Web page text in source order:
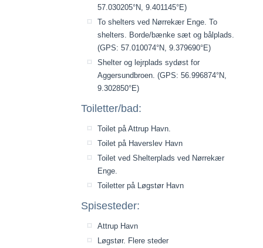
57.030205°N, 9.401145°E)
To shelters ved Nørrekær Enge. To
shelters. Borde/bænke sæt og bålplads.
(GPS: 57.010074°N, 9.379690°E)
Shelter og lejrplads sydøst for
Aggersundbroen. (GPS: 56.996874°N,
9.302850°E)
Toiletter/bad:
Toilet på Attrup Havn.
Toilet på Haverslev Havn
Toilet ved Shelterplads ved Nørrekær
Enge.
Toiletter på Løgstør Havn
Spisesteder:
Attrup Havn
Løgstør. Flere steder